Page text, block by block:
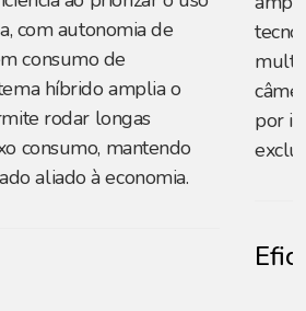
com autonomia de
consumo de
híbrido amplia o
rodar longas
consumo, mantendo
aliado à economia.
por